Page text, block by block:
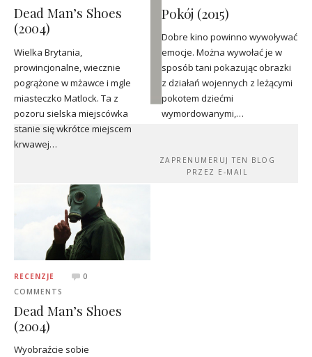
Dead Man’s Shoes
(2004)
Wielka Brytania,
prowincjonalne, wiecznie
pogrążone w mżawce i mgle
miasteczko Matlock. Ta z
pozoru sielska miejscówka
stanie się wkrótce miejscem
krwawej…
Pokój (2015)
Dobre kino powinno wywoływać
emocje. Można wywołać je w
sposób tani pokazując obrazki
z działań wojennych z leżącymi
pokotem dziećmi
wymordowanymi,…
RECENZJE
0
COMMENTS
Dead Man’s Shoes
(2004)
Wyobraźcie sobie
ZAPRENUMERUJ TEN BLOG
PRZEZ E-MAIL